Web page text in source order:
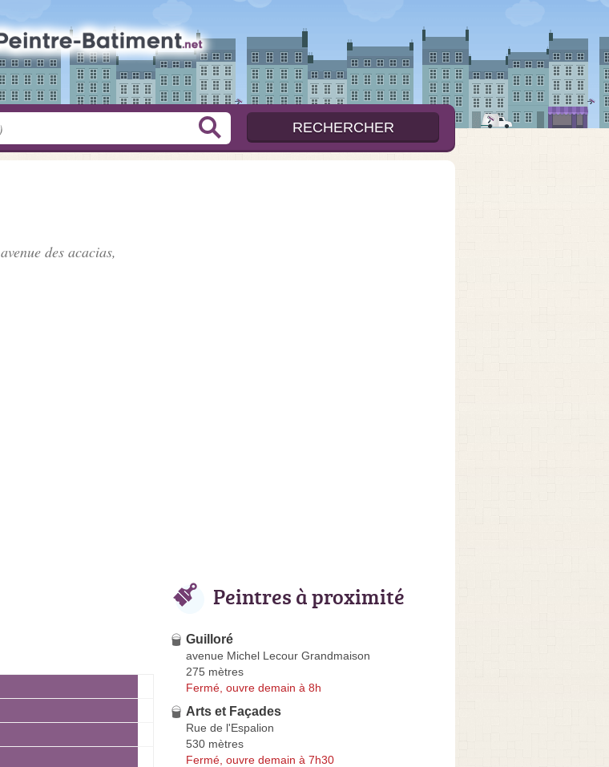
avenue des acacias,
Peintres à proximité
Guilloré
avenue Michel Lecour Grandmaison
275 mètres
Fermé, ouvre demain à 8h
Arts et Façades
Rue de l'Espalion
530 mètres
Fermé, ouvre demain à 7h30